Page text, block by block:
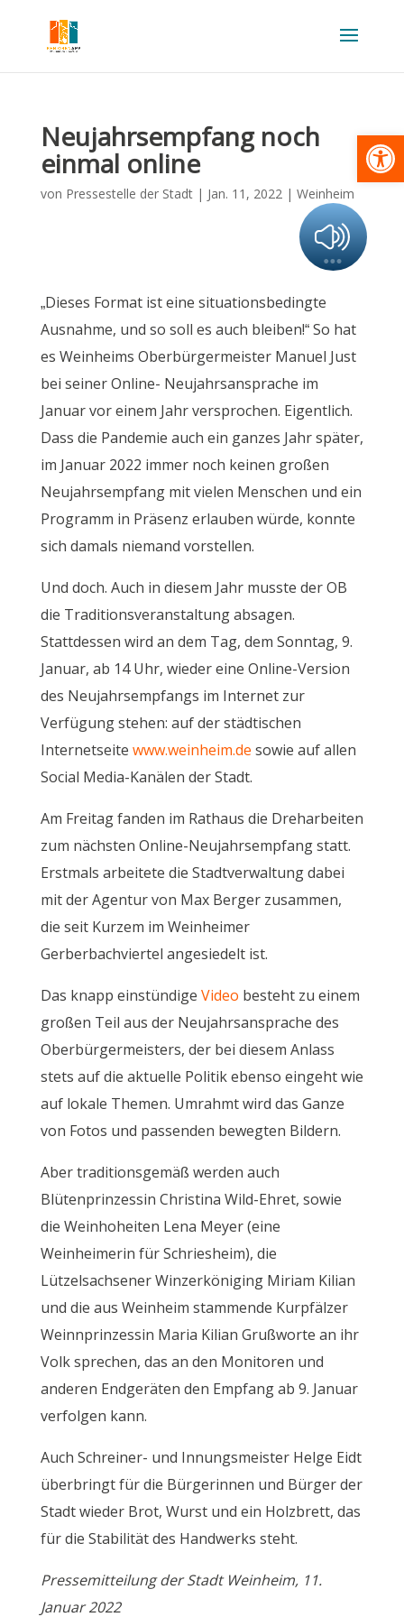
Neujahrsempfang noch
einmal online
von Pressestelle der Stadt| Jan. 11, 2022| Weinheim
„Dieses Format ist eine situationsbedingte
Ausnahme, und so soll es auch bleiben!“ So hat
es Weinheims Oberbürgermeister Manuel Just
bei seiner Online- Neujahrsansprache im
Januar vor einem Jahr versprochen. Eigentlich.
Dass die Pandemie auch ein ganzes Jahr später,
im Januar 2022 immer noch keinen großen
Neujahrsempfang mit vielen Menschen und ein
Programm in Präsenz erlauben würde, konnte
sich damals niemand vorstellen.
Und doch. Auch in diesem Jahr musste der OB
die Traditionsveranstaltung absagen.
Stattdessen wird an dem Tag, dem Sonntag, 9.
Januar, ab 14 Uhr, wieder eine Online-Version
des Neujahrsempfangs im Internet zur
Verfügung stehen: auf der städtischen
Internetseite www.weinheim.de sowie auf allen
Social Media-Kanälen der Stadt.
Am Freitag fanden im Rathaus die Dreharbeiten
zum nächsten Online-Neujahrsempfang statt.
Erstmals arbeitete die Stadtverwaltung dabei
mit der Agentur von Max Berger zusammen,
die seit Kurzem im Weinheimer
Gerberbachviertel angesiedelt ist.
Das knapp einstündige Video besteht zu einem
großen Teil aus der Neujahrsansprache des
Oberbürgermeisters, der bei diesem Anlass
stets auf die aktuelle Politik ebenso eingeht wie
auf lokale Themen. Umrahmt wird das Ganze
von Fotos und passenden bewegten Bildern.
Aber traditionsgemäß werden auch
Blütenprinzessin Christina Wild-Ehret, sowie
die Weinhoheiten Lena Meyer (eine
Weinheimerin für Schriesheim), die
Lützelsachsener Winzerköniging Miriam Kilian
und die aus Weinheim stammende Kurpfälzer
Weinnprinzessin Maria Kilian Grußworte an ihr
Volk sprechen, das an den Monitoren und
anderen Endgeräten den Empfang ab 9. Januar
verfolgen kann.
Auch Schreiner- und Innungsmeister Helge Eidt
überbringt für die Bürgerinnen und Bürger der
Stadt wieder Brot, Wurst und ein Holzbrett, das
für die Stabilität des Handwerks steht.
Pressemitteilung der Stadt Weinheim, 11.
Januar 2022